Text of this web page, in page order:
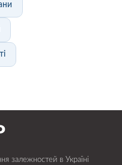
залежностей в Україні